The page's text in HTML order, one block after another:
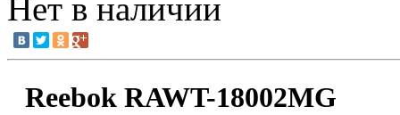
Нет в наличии
Reebok RAWT-18002MG